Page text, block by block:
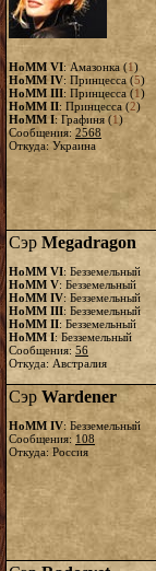
HoMM VI: Амазонка (1)
HoMM IV: Принцесса (5)
HoMM III: Принцесса (1)
HoMM II: Принцесса (2)
HoMM I: Графиня (1)
Сообщения:2568
Откуда: Украина
Сэр Megadragon
HoMM VI: Безземельный
HoMM V: Безземельный
HoMM IV: Безземельный
HoMM III: Безземельный
HoMM II: Безземельный
HoMM I: Безземельный
Сообщения:56
Откуда: Австралия
Сэр Wardener
HoMM IV: Безземельный
Сообщения: 108
Откуда: Россия